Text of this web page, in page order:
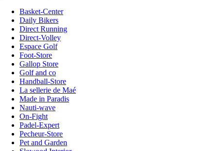
Basket-Center
Daily Bikers
Direct Running
Direct-Volley
Espace Golf
Foot-Store
Gallop Store
Golf and co
Handball-Store
La sellerie de Maé
Made in Paradis
Nauti-wave
On-Fight
Padel-Expert
Pecheur-Store
Pet and Garden